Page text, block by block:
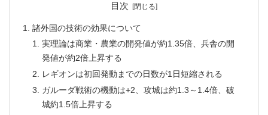
目次
諸外国の技術の効果について
実理論は商業・農業の開発値が約1.35倍、兵舎の開
発値が約2倍上昇する
レギオンは初回発動までの日数が1日短縮される
ガルーダ戦術の機動は+2、攻城は約1.3～1.4倍、破
城約1.5倍上昇する